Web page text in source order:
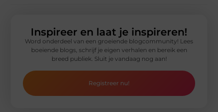
Inspireer en laat je inspireren!
Word onderdeel van een groeiende blogcommunity! Lees
boeiende blogs, schrijf je eigen verhalen en bereik een
breed publiek. Sluit je vandaag nog aan!
Registreer nu!